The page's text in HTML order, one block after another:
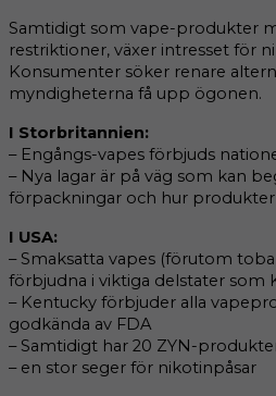
Samtidigt som vape-produkter
restriktioner, växer intresset för
Konsumenter söker renare
myndigheterna få upp ögonen.
I Storbritannien:
– Engångs-vapes förbjuds
– Nya lagar är på väg som kan
förpackningar och hur
I USA:
– Smaksatta vapes (förutom
förbjudna i viktiga delstater som
– Kentucky förbjuder alla
godkända av FDA
– Samtidigt har 20 ZYN-
– en stor seger för nikotinpåsar